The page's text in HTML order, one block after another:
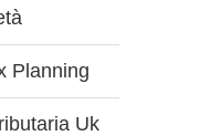
Planning
Uk